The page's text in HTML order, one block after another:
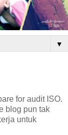
▼
for audit ISO.
blog pun tak
untuk